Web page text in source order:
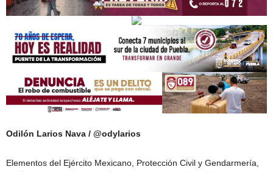
Odilón Larios Nava / @odylarios
Elementos del Ejército Mexicano, Protección Civil y Gendarmería,